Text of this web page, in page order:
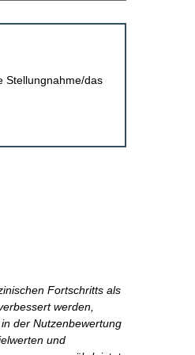
Stellungnahme/das
Fortschritts als
werden,
der Nutzenbewertung
und